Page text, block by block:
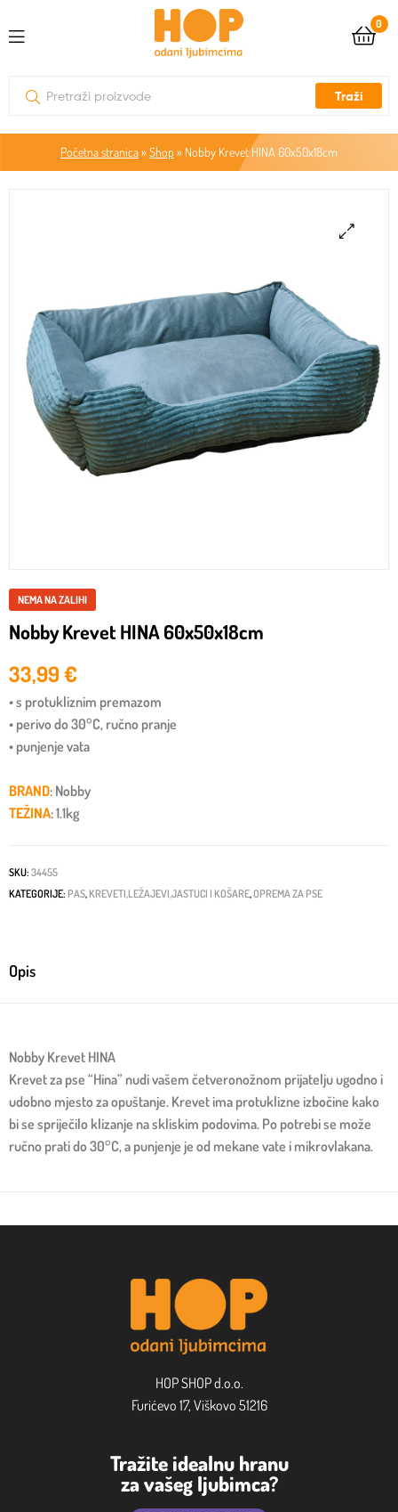
0
Traži
Početna stranica» Shop» Nobby Krevet HINA 60x50x18cm
NEMA NA ZALIHI
Nobby Krevet HINA 60x50x18cm
33,99€
• s protukliznim premazom
• perivo do 30°C, ručno pranje
• punjenje vata
BRAND: Nobby
TEŽINA: 1.1kg
SKU: 34455
KATEGORIJE: PAS, KREVETI,LEŽAJEVI,JASTUCI I KOŠARE,OPREMA ZA PSE
Opis
Nobby Krevet HINA
Krevet za pse “Hina” nudi vašem četveronožnom prijatelju ugodno i
udobno mjesto za opuštanje. Krevet ima protuklizne izbočine kako
bi se spriječilo klizanje na skliskim podovima. Po potrebi se može
ručno prati do 30°C, a punjenje je od mekane vate i mikrovlakana.
HOP SHOP d.o.o.
Furićevo 17, Viškovo 51216
Tražite idealnu hranu
za vašeg ljubimca?